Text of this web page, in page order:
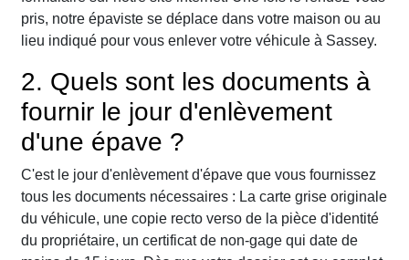
pris, notre épaviste se déplace dans votre maison ou au
lieu indiqué pour vous enlever votre véhicule à Sassey.
2. Quels sont les documents à
fournir le jour d'enlèvement
d'une épave ?
C'est le jour d'enlèvement d'épave que vous fournissez
tous les documents nécessaires : La carte grise originale
du véhicule, une copie recto verso de la pièce d'identité
du propriétaire, un certificat de non-gage qui date de